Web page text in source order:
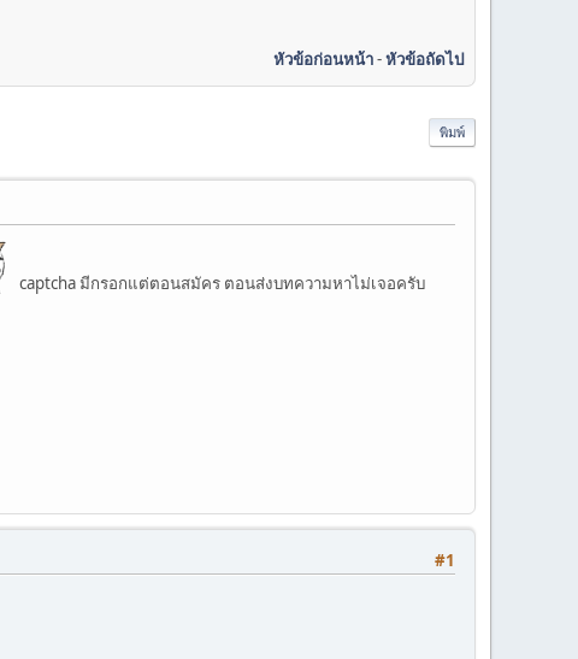
หัวข้อก่อนหน้า-หัวข้อถัดไป
พิมพ์
captcha มีกรอกแต่ตอนสมัคร ตอนส่งบทความหาไม่เจอครับ
#1